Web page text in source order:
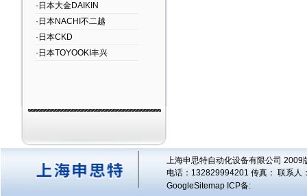
·日本大金DAIKIN
·日本NACHI不二越
·日本CKD
·日本TOYOOKI丰兴
上海申思特自动化设备有限公司
电话：132829994201 传真： 联系人
GoogleSitemap ICP备: